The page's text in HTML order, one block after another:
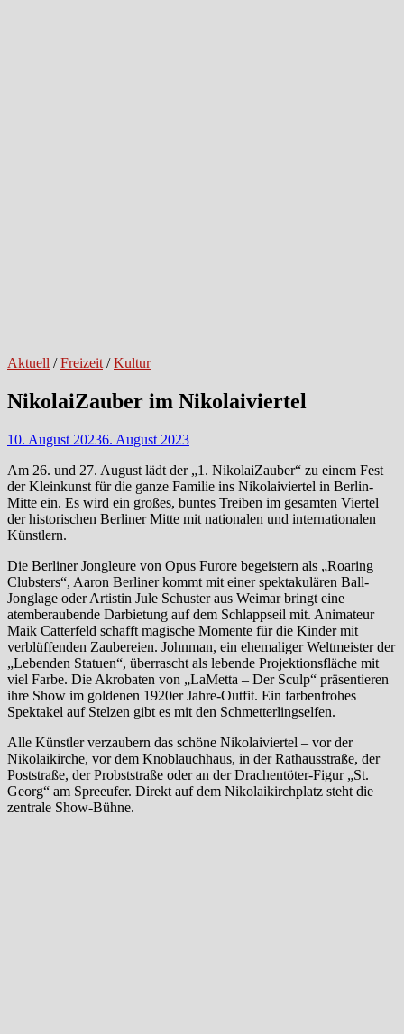
Aktuell /Freizeit /Kultur
NikolaiZauber im Nikolaiviertel
10. August 20236. August 2023
Am 26. und 27. August lädt der „1. NikolaiZauber“ zu einem Fest
der Kleinkunst für die ganze Familie ins Nikolaiviertel in Berlin-
Mitte ein. Es wird ein großes, buntes Treiben im gesamten Viertel
der historischen Berliner Mitte mit nationalen und internationalen
Künstlern.
Die Berliner Jongleure von Opus Furore begeistern als „Roaring
Clubsters“, Aaron Berliner kommt mit einer spektakulären Ball-
Jonglage oder Artistin Jule Schuster aus Weimar bringt eine
atemberaubende Darbietung auf dem Schlappseil mit. Animateur
Maik Catterfeld schafft magische Momente für die Kinder mit
verblüffenden Zaubereien. Johnman, ein ehemaliger Weltmeister der
„Lebenden Statuen“, überrascht als lebende Projektionsfläche mit
viel Farbe. Die Akrobaten von „LaMetta – Der Sculp“ präsentieren
ihre Show im goldenen 1920er Jahre-Outfit. Ein farbenfrohes
Spektakel auf Stelzen gibt es mit den Schmetterlingselfen.
Alle Künstler verzaubern das schöne Nikolaiviertel – vor der
Nikolaikirche, vor dem Knoblauchhaus, in der Rathausstraße, der
Poststraße, der Probststraße oder an der Drachentöter-Figur „St.
Georg“ am Spreeufer. Direkt auf dem Nikolaikirchplatz steht die
zentrale Show-Bühne.